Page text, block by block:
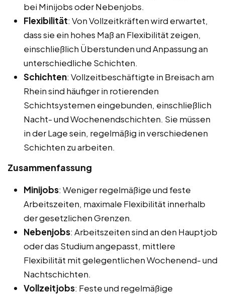
bei Minijobs oder Nebenjobs.
Flexibilität: Von Vollzeitkräften wird erwartet,
dass sie ein hohes Maß an Flexibilität zeigen,
einschließlich Überstunden und Anpassung an
unterschiedliche Schichten.
Schichten: Vollzeitbeschäftigte in Breisach am
Rhein sind häufiger in rotierenden
Schichtsystemen eingebunden, einschließlich
Nacht- und Wochenendschichten. Sie müssen
in der Lage sein, regelmäßig in verschiedenen
Schichten zu arbeiten.
Zusammenfassung
Minijobs: Weniger regelmäßige und feste
Arbeitszeiten, maximale Flexibilität innerhalb
der gesetzlichen Grenzen.
Nebenjobs: Arbeitszeiten sind an den Hauptjob
oder das Studium angepasst, mittlere
Flexibilität mit gelegentlichen Wochenend- und
Nachtschichten.
Vollzeitjobs: Feste und regelmäßige